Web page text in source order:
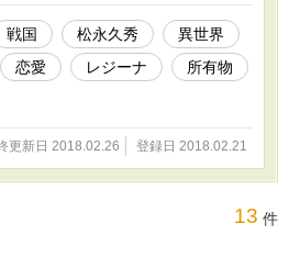
と幸いです！ ※１ページの文字数が
などもあり、読みづらかったので編集
済みですが、今後サイドストーリー
えています！
戦国 松永久秀
異世界
恋愛 レジーナ
所有物
更新日 2018.02.26 登録日 2018.02.21
13 件